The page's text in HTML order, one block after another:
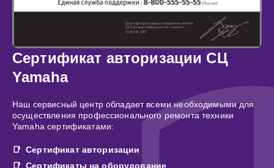
Сертификат авторизации СЦ
Yamaha
Наш сервисный центр обладает всеми необходимыми для
осуществления профессионального ремонта техники
Yamaha сертификатами:
Сертификат авторизации
Сертификаты на оборудование